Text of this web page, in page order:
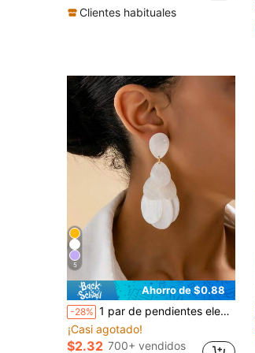
Clientes habituales
5
Ahorro de $0.88
-28% 1 par de pendientes elegantes y de moda con flor de borla de acrílico, joyería de vestido de fiesta para mujer
¡Casi agotado!
$2.32 700+ vendidos